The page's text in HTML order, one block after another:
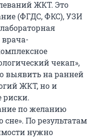
ЖКТ. Это
(ФГДС, ФКС), УЗИ
врача-
чекап»,
выявить на ранней
ЖКТ, но и
риски.
по желанию
По результатам
нужно